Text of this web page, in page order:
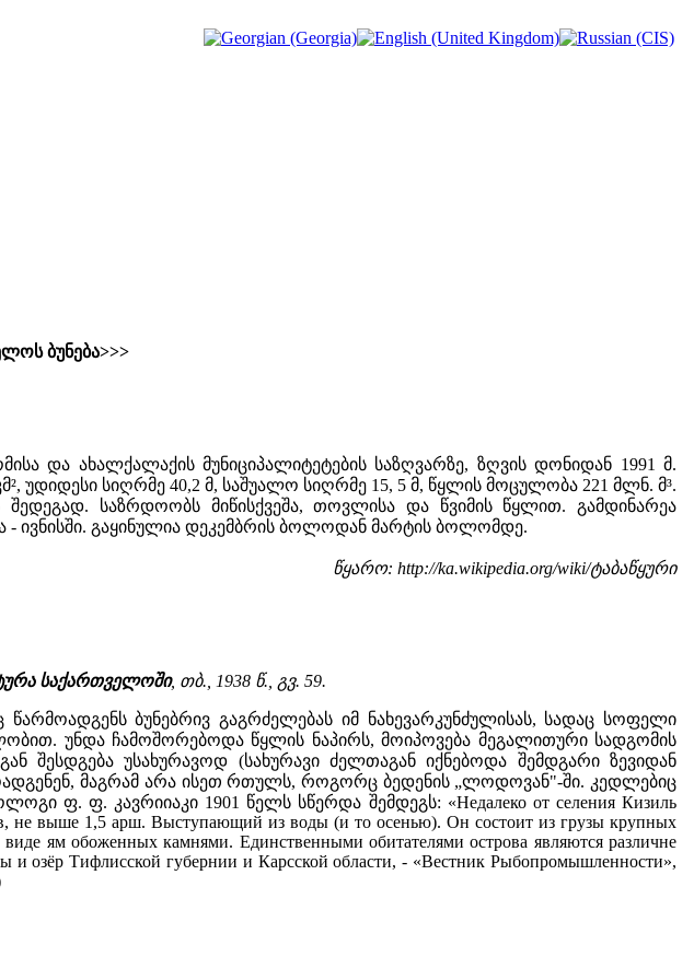
ბუნება>>>
და ახალქალაქის მუნიციპალიტეტების საზღვარზე, ზღვის დონიდან 1991 მ.
უდიდესი სიღრმე 40,2 მ, საშუალო სიღრმე 15, 5 მ, წყლის მოცულობა 221 მლნ. მ³.
შედეგად. საზრდოობს მიწისქვეშა, თოვლისა და წვიმის წყლით. გამდინარეა
ივნისში. გაყინულია დეკემბრის ბოლოდან მარტის ბოლომდე.
წყარო: http://ka.wikipedia.org/wiki/ტაბაწყური
საქართველოში, თბ., 1938 წ., გვ. 59.
წარმოადგენს ბუნებრივ გაგრძელებას იმ ნახევარკუნძულისას, სადაც სოფელი
უნდა ჩამოშორებოდა წყლის ნაპირს, მოიპოვება მეგალითური სადგომის
შესდგება უსახურავოდ (სახურავი ძელთაგან იქნებოდა შემდგარი ზევიდან
მაგრამ არა ისეთ რთულს, როგორც ბედენის „ლოდოვან"-ში. კედლებიც
ფ. ფ. კავრიიაკი 1901 წელს სწერდა შემდეგს: «Недалеко от селения Кизиль
не выше 1,5 арш. Выступающий из воды (и то осенью). Он состоит из грузы крупных
ям обоженных камнями. Единственными обитателями острова являются различне
озёр Тифлисской губернии и Карсской области, - «Вестник Рыбопромышленности»,